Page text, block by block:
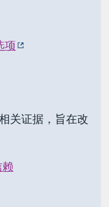
项
关证据，旨在改